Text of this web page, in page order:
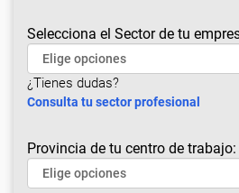
Selecciona el Sector de tu
¿Tienes dudas?
Consulta tu sector profesional
Provincia de tu centro de trabajo: